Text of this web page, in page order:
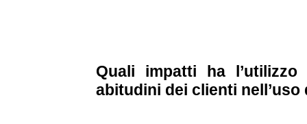
Quali impatti ha l’utilizzo
abitudini dei clienti